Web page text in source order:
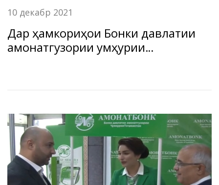
10 декабр 2021
Дар ҳамкориҳои Бонки давлатии
амонатгузории Ҷумҳурии
саҳифаи нав боз гардид.